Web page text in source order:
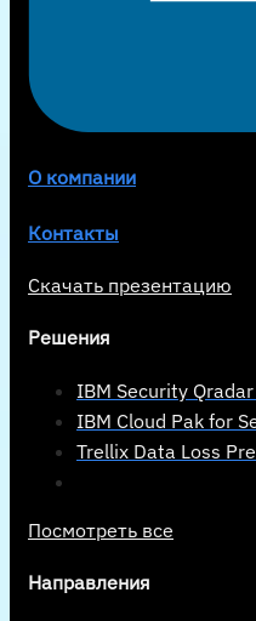
О компании
Контакты
Скачать презентацию
Решения
IBM Security
IBM Cloud Pak for
Trellix Data Loss
Посмотреть все
Направления